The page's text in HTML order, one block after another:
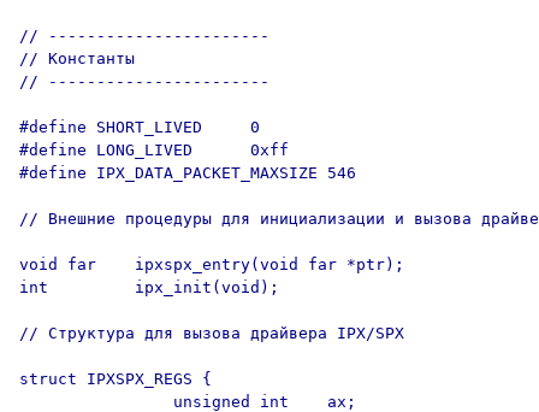
// -----------------------
// Константы
// -----------------------
#define SHORT_LIVED     0
#define LONG_LIVED      0xff
#define IPX_DATA_PACKET_MAXSIZE 546
// Внешние процедуры для инициализации и вызова
void far    ipxspx_entry(void far *ptr);
int         ipx_init(void);
// Структура для вызова драйвера IPX/SPX
struct IPXSPX_REGS {
                unsigned int    ax;